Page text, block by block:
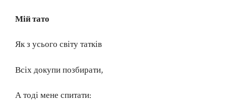
Мій тато
Як з усього світу татків
Всіх докупи позбирати,
А тоді мене спитати: